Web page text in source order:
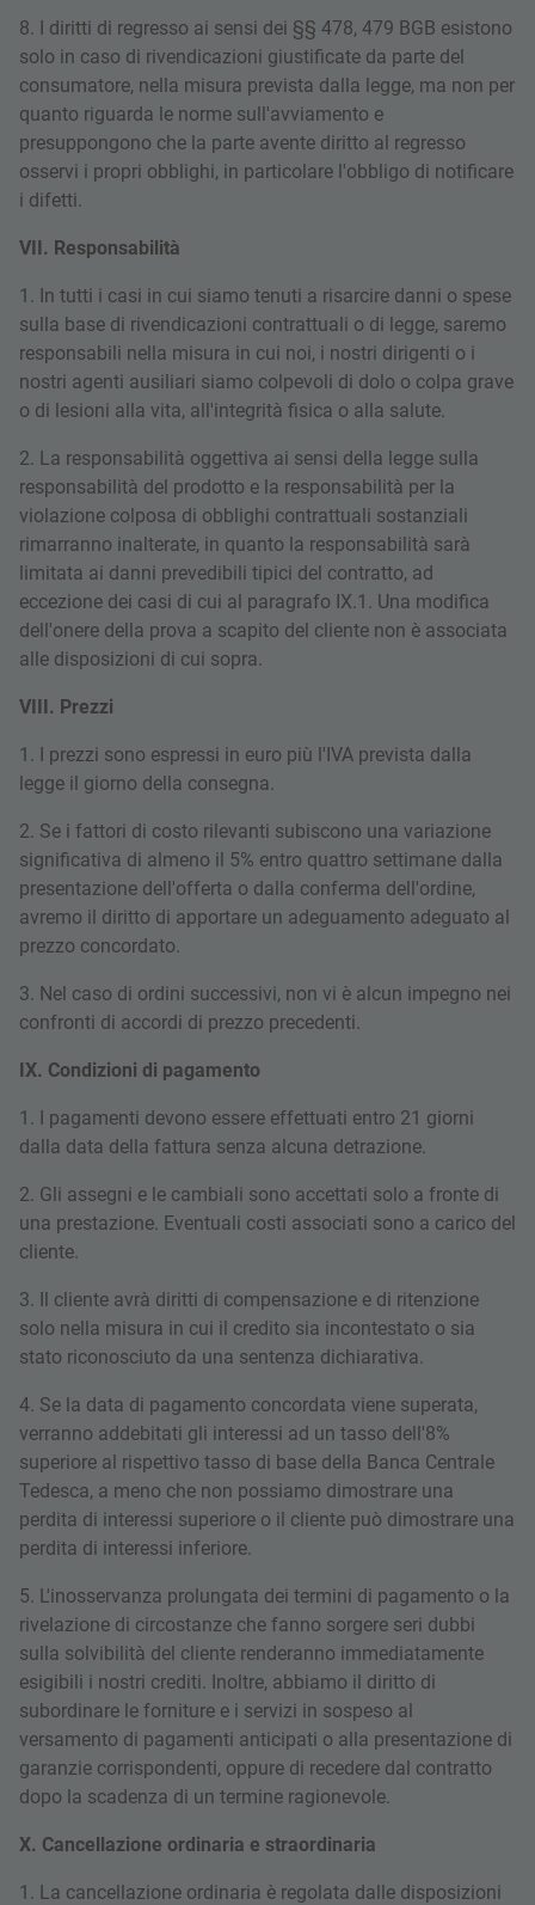
8. I diritti di regresso ai sensi dei §§ 478, 479 BGB esistono
solo in caso di rivendicazioni giustificate da parte del
consumatore, nella misura prevista dalla legge, ma non per
quanto riguarda le norme sull'avviamento e
presuppongono che la parte avente diritto al regresso
osservi i propri obblighi, in particolare l'obbligo di notificare
i difetti.
VII. Responsabilità
1. In tutti i casi in cui siamo tenuti a risarcire danni o spese
sulla base di rivendicazioni contrattuali o di legge, saremo
responsabili nella misura in cui noi, i nostri dirigenti o i
nostri agenti ausiliari siamo colpevoli di dolo o colpa grave
o di lesioni alla vita, all'integrità fisica o alla salute.
2. La responsabilità oggettiva ai sensi della legge sulla
responsabilità del prodotto e la responsabilità per la
violazione colposa di obblighi contrattuali sostanziali
rimarranno inalterate, in quanto la responsabilità sarà
limitata ai danni prevedibili tipici del contratto, ad
eccezione dei casi di cui al paragrafo IX.1. Una modifica
dell'onere della prova a scapito del cliente non è associata
alle disposizioni di cui sopra.
VIII. Prezzi
1. I prezzi sono espressi in euro più l'IVA prevista dalla
legge il giorno della consegna.
2. Se i fattori di costo rilevanti subiscono una variazione
significativa di almeno il 5% entro quattro settimane dalla
presentazione dell'offerta o dalla conferma dell'ordine,
avremo il diritto di apportare un adeguamento adeguato al
prezzo concordato.
3. Nel caso di ordini successivi, non vi è alcun impegno nei
confronti di accordi di prezzo precedenti.
IX. Condizioni di pagamento
1. I pagamenti devono essere effettuati entro 21 giorni
dalla data della fattura senza alcuna detrazione.
2. Gli assegni e le cambiali sono accettati solo a fronte di
una prestazione. Eventuali costi associati sono a carico del
cliente.
3. Il cliente avrà diritti di compensazione e di ritenzione
solo nella misura in cui il credito sia incontestato o sia
stato riconosciuto da una sentenza dichiarativa.
4. Se la data di pagamento concordata viene superata,
verranno addebitati gli interessi ad un tasso dell'8%
superiore al rispettivo tasso di base della Banca Centrale
Tedesca, a meno che non possiamo dimostrare una
perdita di interessi superiore o il cliente può dimostrare una
perdita di interessi inferiore.
5. L'inosservanza prolungata dei termini di pagamento o la
rivelazione di circostanze che fanno sorgere seri dubbi
sulla solvibilità del cliente renderanno immediatamente
esigibili i nostri crediti. Inoltre, abbiamo il diritto di
subordinare le forniture e i servizi in sospeso al
versamento di pagamenti anticipati o alla presentazione di
garanzie corrispondenti, oppure di recedere dal contratto
dopo la scadenza di un termine ragionevole.
X. Cancellazione ordinaria e straordinaria
1. La cancellazione ordinaria è regolata dalle disposizioni